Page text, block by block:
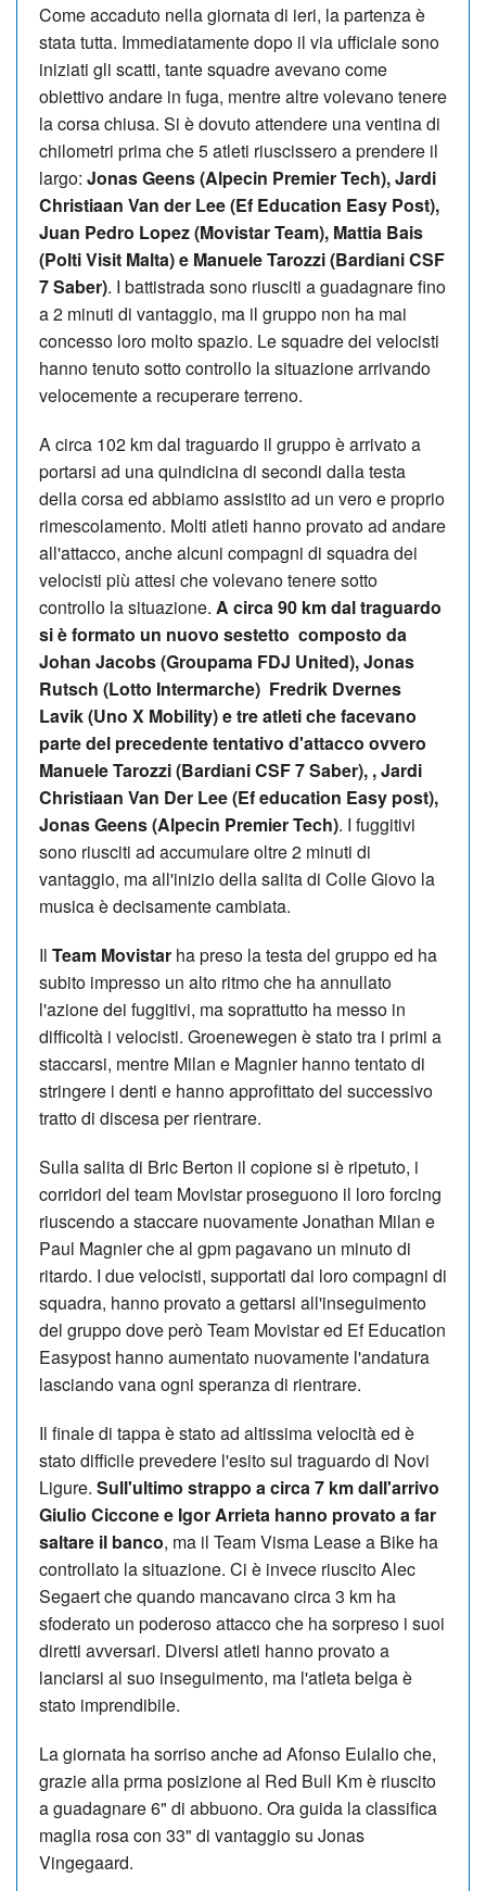
Come accaduto nella giornata di ieri, la partenza è
stata tutta. Immediatamente dopo il via ufficiale sono
iniziati gli scatti, tante squadre avevano come
obiettivo andare in fuga, mentre altre volevano tenere
la corsa chiusa. Si è dovuto attendere una ventina di
chilometri prima che 5 atleti riuscissero a prendere il
largo: Jonas Geens (Alpecin Premier Tech), Jardi
Christiaan Van der Lee (Ef Education Easy Post),
Juan Pedro Lopez (Movistar Team), Mattia Bais
(Polti Visit Malta) e Manuele Tarozzi (Bardiani CSF
7 Saber). I battistrada sono riusciti a guadagnare fino
a 2 minuti di vantaggio, ma il gruppo non ha mai
concesso loro molto spazio. Le squadre dei velocisti
hanno tenuto sotto controllo la situazione arrivando
velocemente a recuperare terreno.
A circa 102 km dal traguardo il gruppo è arrivato a
portarsi ad una quindicina di secondi dalla testa
della corsa ed abbiamo assistito ad un vero e proprio
rimescolamento. Molti atleti hanno provato ad andare
all'attacco, anche alcuni compagni di squadra dei
velocisti più attesi che volevano tenere sotto
controllo la situazione. A circa 90 km dal traguardo
si è formato un nuovo sestetto composto da
Johan Jacobs (Groupama FDJ United), Jonas
Rutsch (Lotto Intermarche) Fredrik Dvernes
Lavik (Uno X Mobility) e tre atleti che facevano
parte del precedente tentativo d'attacco ovvero
Manuele Tarozzi (Bardiani CSF 7 Saber), , Jardi
Christiaan Van Der Lee (Ef education Easy post),
Jonas Geens (Alpecin Premier Tech). I fuggitivi
sono riusciti ad accumulare oltre 2 minuti di
vantaggio, ma all'inizio della salita di Colle Giovo la
musica è decisamente cambiata.
Il Team Movistar ha preso la testa del gruppo ed ha
subito impresso un alto ritmo che ha annullato
l'azione dei fuggitivi, ma soprattutto ha messo in
difficoltà i velocisti. Groenewegen è stato tra i primi a
staccarsi, mentre Milan e Magnier hanno tentato di
stringere i denti e hanno approfittato del successivo
tratto di discesa per rientrare.
Sulla salita di Bric Berton il copione si è ripetuto, i
corridori del team Movistar proseguono il loro forcing
riuscendo a staccare nuovamente Jonathan Milan e
Paul Magnier che al gpm pagavano un minuto di
ritardo. I due velocisti, supportati dai loro compagni di
squadra, hanno provato a gettarsi all'inseguimento
del gruppo dove però Team Movistar ed Ef Education
Easypost hanno aumentato nuovamente l'andatura
lasciando vana ogni speranza di rientrare.
Il finale di tappa è stato ad altissima velocità ed è
stato difficile prevedere l'esito sul traguardo di Novi
Ligure. Sull'ultimo strappo a circa 7 km dall'arrivo
Giulio Ciccone e Igor Arrieta hanno provato a far
saltare il banco, ma il Team Visma Lease a Bike ha
controllato la situazione. Ci è invece riuscito Alec
Segaert che quando mancavano circa 3 km ha
sfoderato un poderoso attacco che ha sorpreso i suoi
diretti avversari. Diversi atleti hanno provato a
lanciarsi al suo inseguimento, ma l'atleta belga è
stato imprendibile.
La giornata ha sorriso anche ad Afonso Eulalio che,
grazie alla prma posizione al Red Bull Km è riuscito
a guadagnare 6" di abbuono. Ora guida la classifica
maglia rosa con 33" di vantaggio su Jonas
Vingegaard.